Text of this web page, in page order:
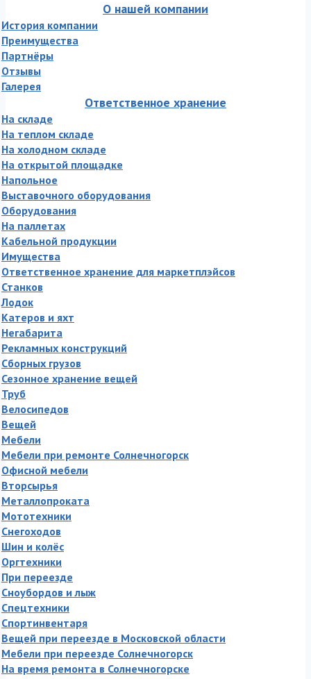
О нашей компании
История компании
Преимущества
Партнёры
Отзывы
Галерея
Ответственное хранение
На складе
На теплом складе
На холодном складе
На открытой площадке
Напольное
Выставочного оборудования
Оборудования
На паллетах
Кабельной продукции
Имущества
Ответственное хранение для маркетплэйсов
Станков
Лодок
Катеров и яхт
Негабарита
Рекламных конструкций
Сборных грузов
Сезонное хранение вещей
Труб
Велосипедов
Вещей
Мебели
Мебели при ремонте Солнечногорск
Офисной мебели
Вторсырья
Металлопроката
Мототехники
Снегоходов
Шин и колёс
Оргтехники
При переезде
Сноубордов и лыж
Спецтехники
Спортинвентаря
Вещей при переезде в Московской области
Мебели при переезде Солнечногорск
На время ремонта в Солнечногорске